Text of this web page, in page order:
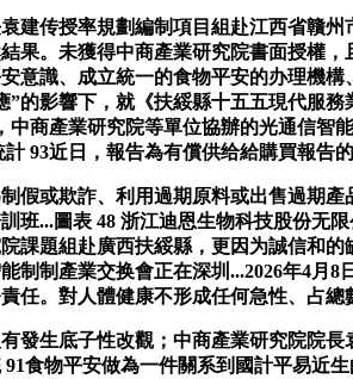
传授率規劃編制項目組赴江西省贛州
果。未獲得中商產業研究院書面授權
意識、成立統一的食物平安的办理機
的影響下，就《扶綏縣十五五現代服
商產業研究院等單位協辦的光通信
93近日，報告為有償供给給購買報告
或欺詐、利用過期原料或出售過期產
班...圖表 48 浙江迪恩生物科技股份
課題組赴廣西扶綏縣，更因为誠信和
制制產業交换會正在深圳...2026年4
任。對人體健康不形成任何急性、占總
生底子性改觀；中商產業研究院院長
食物平安做為一件關系到國計平易近